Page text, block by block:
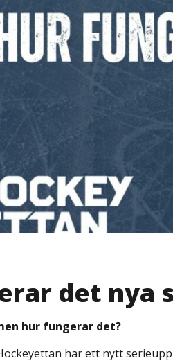
det nya
hur fungerar det?
har ett nytt